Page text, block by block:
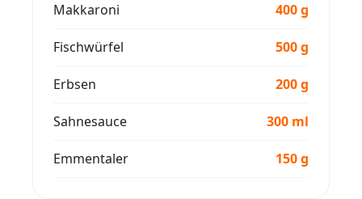
Makkaroni 400 g
Fischwürfel 500 g
Erbsen 200 g
Sahnesauce 300 ml
Emmentaler 150 g